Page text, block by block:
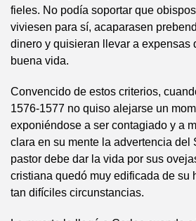
fieles. No podía soportar que
viviesen para sí, acaparasen
dinero y quisieran llevar a expensas
buena vida.
Convencido de estos criterios,
1576-1577 no quiso alejarse un
exponiéndose a ser contagiado y a
clara en su mente la advertencia del
pastor debe dar la vida por sus
cristiana quedó muy edificada de su
tan difíciles circunstancias.